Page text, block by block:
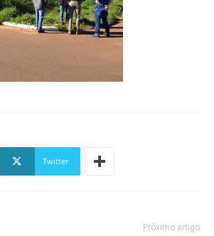
Twitter
Próximo artigo